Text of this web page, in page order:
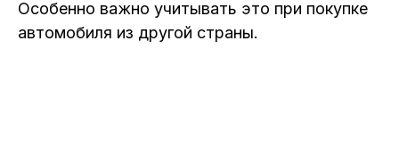
Особенно важно учитывать это при покупке
автомобиля из другой страны.